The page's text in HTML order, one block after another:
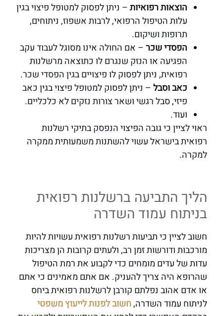
הוצאות רפואיות– ניתן לפסוק למטופל פיצוי בגין
עלות הטיפול הרפואי, לרבות אשפוז, ניתוחים,
תרופות ושיקום.
הפסדי שכר– אם החולה אינו מסוגל לעבוד עקב
הפגיעה או הנזק שנגרם לו כתוצאה מרשלנות
רפואית, ניתן לפסוק לו פיצויים בגין הפסדי שכר.
כאב וסבל– ניתן לפסוק למטופל פיצוי בגין כאב
פיזי, סבל רגשי ושאר צורות נזקים לא כלכליים.
ועוד.
ראוי לציין כי גובה הפיצוי הנפסק בתיקי רשלנות
רפואית בישראל עשוי להשתנות משמעותית ממקרה
למקרה.
הליך התביעה ברשלנות רפואית
בניתוח עמוד השדרה
חשוב לציין כי תביעות רשלנות רפואית עשויות להיות
מורכבות ודורשות זמן רב, ולעתים קרובות הן מצריכות
עדות של עדים מומחים כדי לקבוע את רמת הטיפול
שהרופא היה צריך להעניק. אם אתם מאמינים כי אתם
או אדם אהוב נפלתם קורבן לרשלנות רפואית ביחס
לניתוח עמוד השדרה,חשוב לפנות לייעוץ משפטי